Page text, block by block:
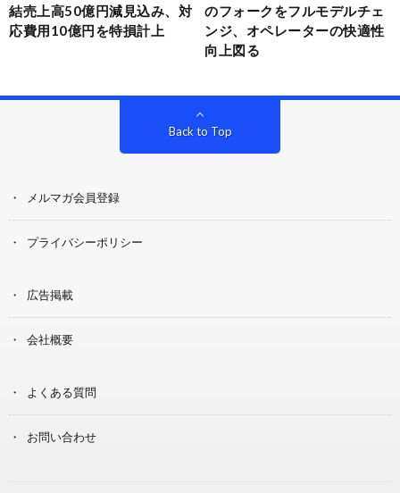
結売上高50億円減見込み、対
応費用10億円を特損計上
のフォークをフルモデルチェ
ンジ、オペレーターの快適性
向上図る
Back to Top
メルマガ会員登録
プライバシーポリシー
広告掲載
会社概要
よくある質問
お問い合わせ